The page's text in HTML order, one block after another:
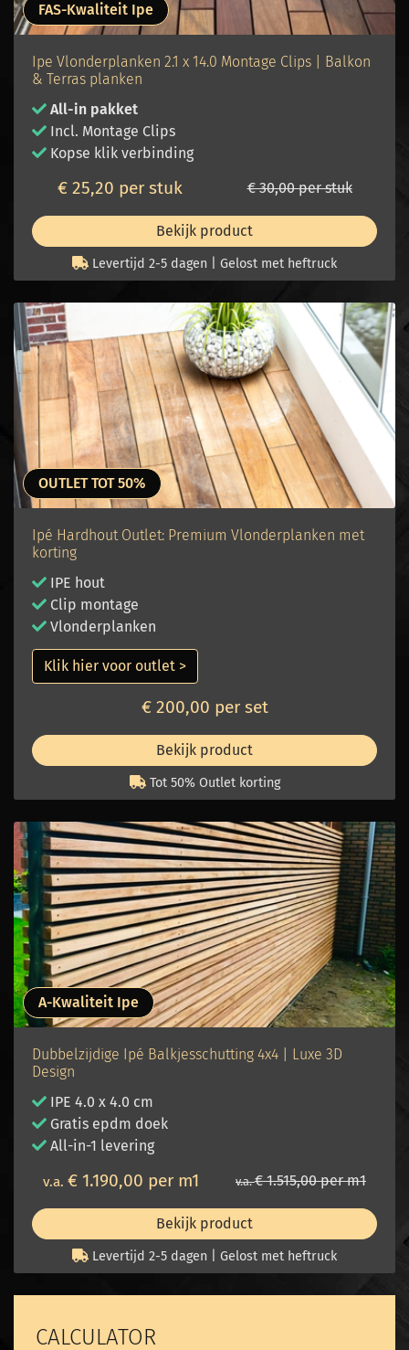
FAS-Kwaliteit Ipe
Ipe Vlonderplanken 2.1 x 14.0 Montage Clips | Balkon
& Terras planken
All-in pakket
Incl. Montage Clips
Kopse klik verbinding
€ 25,20 per stuk € 30,00 per stuk
Bekijk product
Levertijd 2-5 dagen | Gelost met heftruck
OUTLET TOT 50%
Ipé Hardhout Outlet: Premium Vlonderplanken met
korting
IPE hout
Clip montage
Vlonderplanken
Klik hier voor outlet >
€ 200,00 per set
Bekijk product
Tot 50% Outlet korting
A-Kwaliteit Ipe
Dubbelzijdige Ipé Balkjesschutting 4x4 | Luxe 3D
Design
IPE 4.0 x 4.0 cm
Gratis epdm doek
All-in-1 levering
v.a. € 1.190,00 per m1 v.a.€ 1.515,00 per m1
Bekijk product
Levertijd 2-5 dagen | Gelost met heftruck
CALCULATOR